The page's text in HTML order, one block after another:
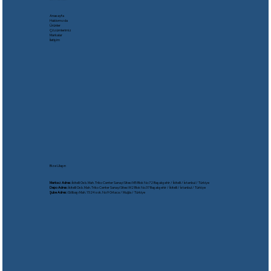
Anasayfa
Hakkımızda
Ürünler
Çözümlerimiz
Markalar
İletişim
Bize Ulaşın
Merkez Adres:İkitelli Osb. Mah. Triko Center Sanayi Sitesi M5 Blok No:72 Başakşehir / İkitelli / İstanbul / Türkiye
Depo Adres:İkitelli Osb. Mah. Triko Center Sanayi Sitesi M2 Blok No:37 Başakşehir / İkitelli / İstanbul / Türkiye
Şube Adres:Gölbaşı Mah. 1524 sok. No:9 Ortaca / Muğla / Türkiye